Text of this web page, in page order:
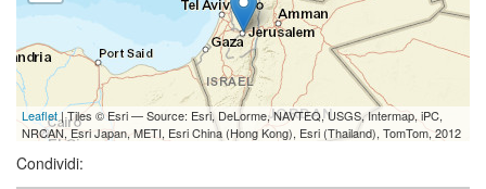
Leaflet | Tiles © Esri — Source: Esri, DeLorme, NAVTEQ, USGS, Intermap, iPC,
NRCAN, Esri Japan, METI, Esri China (Hong Kong), Esri (Thailand), TomTom, 2012
Condividi: